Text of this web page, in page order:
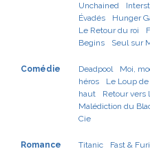
Unchained
Évadés
Hunger
Le Retour du roi
Begins
Seul sur
Comédie Deadpool Moi,
héros
Le Loup
haut
Retour vers
Malédiction du
Cie
Romance Titanic Fast &